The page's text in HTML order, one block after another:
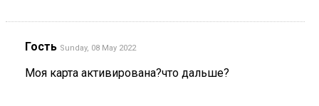
Гость Sunday, 08 May 2022
Моя карта активирована?что дальше?